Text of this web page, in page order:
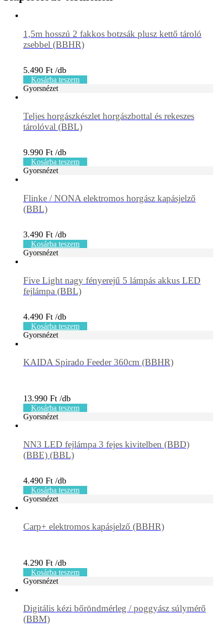
1,5m hosszú 2 fakkos botzsák plusz kettő tároló
zsebbel (BBHR)
5.490 Ft
Kosárba teszem
Gyorsnézet
Teljes horgászkészlet horgászbottal és rekeszes
tárolóval (BBL)
9.990 Ft
Kosárba teszem
Gyorsnézet
Flinke / NONA elektromos horgász kapásjelző
(BBL)
3.490 Ft
Kosárba teszem
Gyorsnézet
Five Light nagy fényerejű 5 lámpás akkus LED
fejlámpa (BBL)
4.490 Ft
Kosárba teszem
Gyorsnézet
KAIDA Spirado Feeder 360cm (BBHR)
13.990 Ft
Kosárba teszem
Gyorsnézet
NN3 LED fejlámpa 3 fejes kivitelben (BBD)
(BBE) (BBL)
4.490 Ft
Kosárba teszem
Gyorsnézet
Carp+ elektromos kapásjelző (BBHR)
4.290 Ft
Kosárba teszem
Gyorsnézet
Digitális kézi bőröndmérleg / poggyász súlymérő
(BBM)